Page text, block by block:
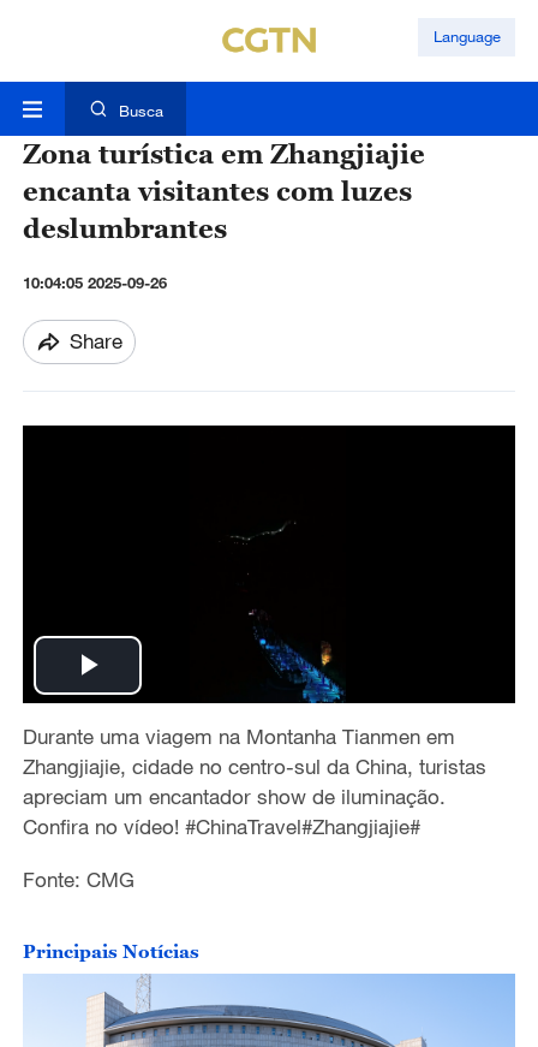
Language
Busca
Zona turística em Zhangjiajie
encanta visitantes com luzes
deslumbrantes
10:04:05 2025-09-26
Share
P
l
a
i
d
Durante uma viagem na Montanha Tianmen em
Zhangjiajie, cidade no centro-sul da China, turistas
apreciam um encantador show de iluminação.
Confira no vídeo! #ChinaTravel#Zhangjiajie#
Fonte: CMG
Principais Notícias